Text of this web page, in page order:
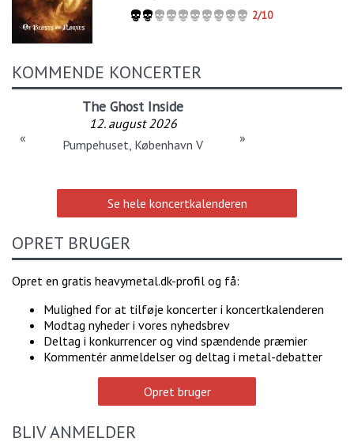
2/10
KOMMENDE KONCERTER
The Ghost Inside
12. august 2026
Pumpehuset, København V
« »
Se hele koncertkalenderen
OPRET BRUGER
Opret en gratis heavymetal.dk-profil og få:
Mulighed for at tilføje koncerter i koncertkalenderen
Modtag nyheder i vores nyhedsbrev
Deltag i konkurrencer og vind spændende præmier
Kommentér anmeldelser og deltag i metal-debatter
Opret bruger
BLIV ANMELDER